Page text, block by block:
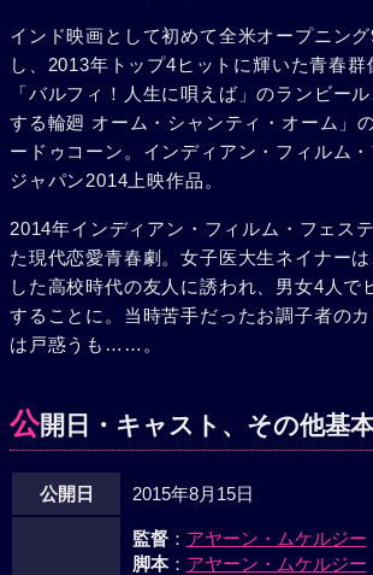
インド映画として初めて全米オープニン
し、2013年トップ4ヒットに輝いた青春群
「バルフィ！人生に唄えば」のランビー
する輪廻 オーム・シャンティ・オーム」
ードゥコーン。インディアン・フィルム・
ジャパン2014上映作品。
2014年インディアン・フィルム・フェス
た現代恋愛青春劇。女子医大生ネイナー
した高校時代の友人に誘われ、男女4人で
することに。当時苦手だったお調子者の
は戸惑うも……。
公開日・キャスト、その他基
公開日 2015年8月15日
監督： アヤーン・ムケルジー
脚本： アヤーン・ムケルジー